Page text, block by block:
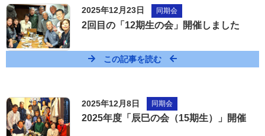
2025年12月23日 同期会
2回目の「12期生の会」開催しました
この記事を読む
2025年12月8日 同期会
2025年度「辰巳の会（15期生）」開催